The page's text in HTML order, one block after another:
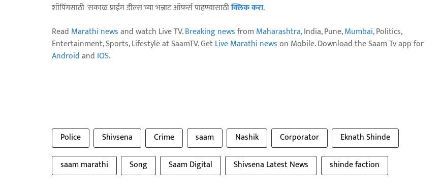
शॉपिंगसाठी 'सकाळ प्राईम डील्स'च्या भन्नाट ऑफर्स पाहण्यासाठीक्लिक करा.
Read Marathi newsand watch Live TV.Breaking newsfrom Maharashtra, India, Pune,Mumbai, Politics,
Entertainment, Sports, Lifestyle at SaamTV. GetLive Marathi newson Mobile. Download the Saam Tv app for
Androidand IOS.
Police Shivsena Crime saam Nashik Corporator
Eknath Shinde
saam marathi
Song Saam Digital Shivsena Latest News shinde faction